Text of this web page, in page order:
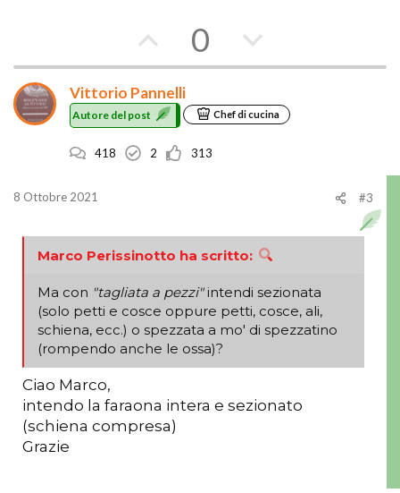
o
t
a
a
a
v
o
r
e
0
o
t
a
n
t
r
o
Vittorio Pannelli
Autore del post Chef di cucina
418 2 313
8 Ottobre 2021 #3
Marco Perissinotto ha scritto:
Ma con "tagliata a pezzi"intendi sezionata
(solo petti e cosce oppure petti, cosce, ali,
schiena, ecc.) o spezzata a mo' di spezzatino
(rompendo anche le ossa)?
Ciao Marco,
intendo la faraona intera e sezionato
(schiena compresa)
Grazie